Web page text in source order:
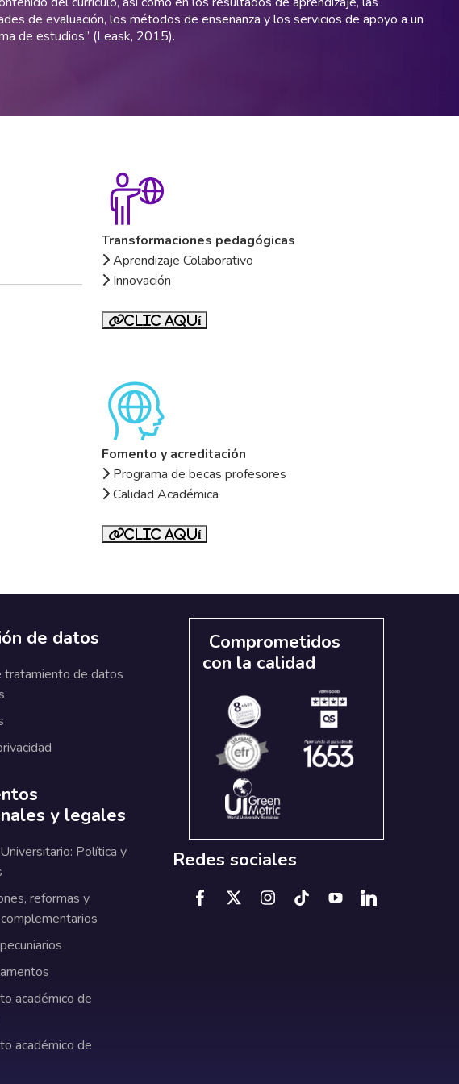
de evaluación, los métodos de enseñanza y los servicios de apoyo a un
de estudios” (Leask, 2015).
Transformaciones pedagógicas
Aprendizaje Colaborativo
Innovación
Clic aquí
Fomento y acreditación
Programa de becas profesores
Calidad Académica
Clic aquí
de datos
tratamiento de datos
y legales
Política y
reformas y
académico de
académico de
Comprometidos
con la calidad
Redes sociales